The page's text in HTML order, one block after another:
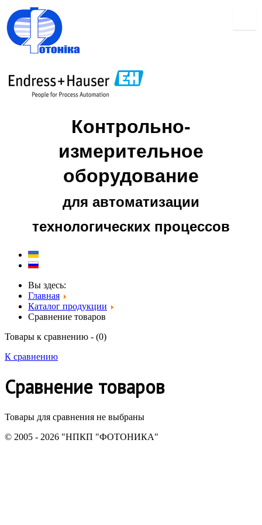
Контрольно-
измерительное
оборудование
для автоматизации
технологических процессов
Вы здесь:
Главная
Каталог продукции
Сравнение товаров
Товары к сравнению - (0)
К сравнению
Сравнение товаров
Товары для сравнения не выбраны
© 2005 - 2026 "НПКП "ФОТОНИКА"